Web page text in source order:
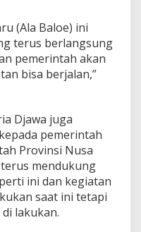
(Ala Baloe) ini
terus berlangsung
pemerintah akan
bisa berjalan,”
Djawa juga
pemerintah
Provinsi Nusa
mendukung
ini dan kegiatan
saat ini tetapi
lakukan.